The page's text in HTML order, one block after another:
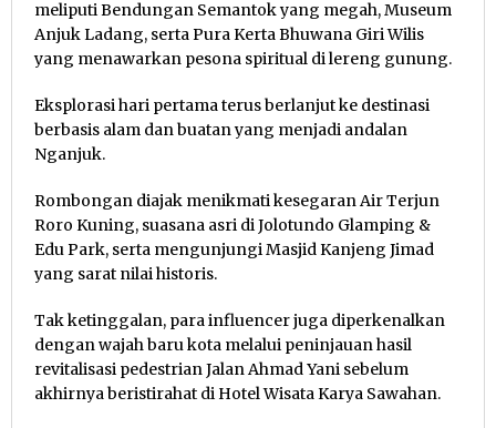
meliputi Bendungan Semantok yang megah, Museum
Anjuk Ladang, serta Pura Kerta Bhuwana Giri Wilis
yang menawarkan pesona spiritual di lereng gunung.
Eksplorasi hari pertama terus berlanjut ke destinasi
berbasis alam dan buatan yang menjadi andalan
Nganjuk.
Rombongan diajak menikmati kesegaran Air Terjun
Roro Kuning, suasana asri di Jolotundo Glamping &
Edu Park, serta mengunjungi Masjid Kanjeng Jimad
yang sarat nilai historis.
Tak ketinggalan, para influencer juga diperkenalkan
dengan wajah baru kota melalui peninjauan hasil
revitalisasi pedestrian Jalan Ahmad Yani sebelum
akhirnya beristirahat di Hotel Wisata Karya Sawahan.